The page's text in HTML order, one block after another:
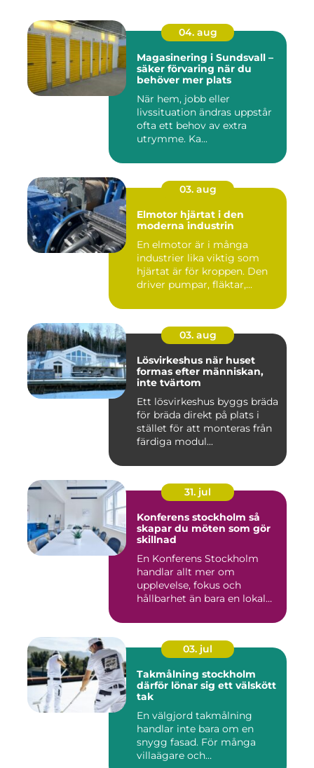
04. aug
Magasinering i Sundsvall –
säker förvaring när du
behöver mer plats
När hem, jobb eller
livssituation ändras uppstår
ofta ett behov av extra
utrymme. Ka...
03. aug
Elmotor hjärtat i den
moderna industrin
En elmotor är i många
industrier lika viktig som
hjärtat är för kroppen. Den
driver pumpar, fläktar,...
03. aug
Lösvirkeshus när huset
formas efter människan,
inte tvärtom
Ett lösvirkeshus byggs bräda
för bräda direkt på plats i
stället för att monteras från
färdiga modul...
31. jul
Konferens stockholm så
skapar du möten som gör
skillnad
En Konferens Stockholm
handlar allt mer om
upplevelse, fokus och
hållbarhet än bara en lokal
03. jul
Takmålning stockholm
därför lönar sig ett välskött
tak
En välgjord takmålning
handlar inte bara om en
snygg fasad. För många
villaägare och